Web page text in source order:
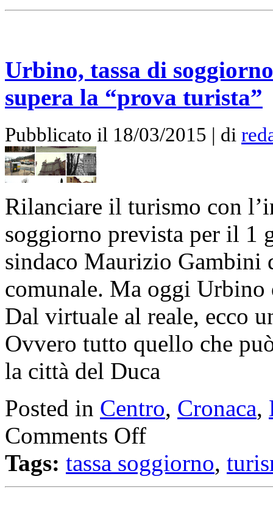
Urbino, tassa di
supera la “prova turista”
Pubblicato il 18/03/2015 | di
Rilanciare il turismo con
soggiorno prevista per il 1
sindaco Maurizio Gambini
comunale. Ma oggi
Dal virtuale al reale, ecco
Ovvero tutto quello che
la città del Duca
Posted in Centro, Cronaca,
Comments Off
Tags: tassa soggiorno,